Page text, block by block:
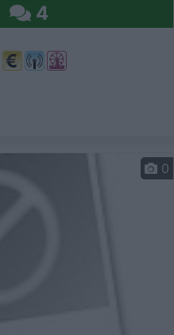
4
0